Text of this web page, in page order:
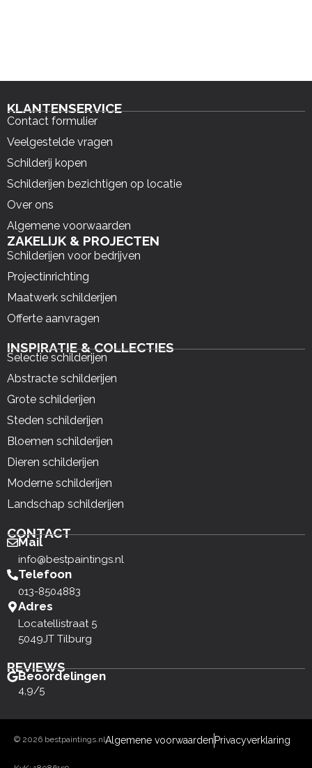
KLANTENSERVICE
Contact formulier
Veelgestelde vragen
Schilderij kopen
Schilderijen bezichtigen op locatie
Over ons
Algemene voorwaarden
ZAKELIJK & PROJECTEN
Schilderijen voor bedrijven
Projectinrichting
Maatwerk schilderijen
Offerte aanvragen
INSPIRATIE & COLLECTIES
Selectie schilderijen
Abstracte schilderijen
Grote schilderijen
Steden schilderijen
Bloemen schilderijen
Dieren schilderijen
Moderne schilderijen
Landschap schilderijen
CONTACT
Mail
info@bestpaintings.nl
Telefoon
013-8504883
Adres
Locatellistraat 5
5049JT Tilburg
REVIEWS
Beoordelingen
4,9/5
© 2026 bestpaintings.nlAlgemene voorwaarden Privacyverklaring